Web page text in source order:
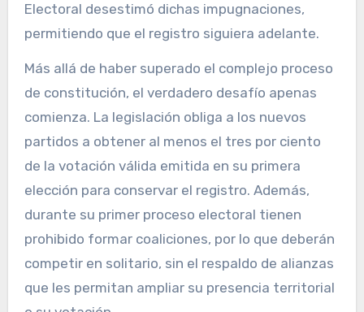
Electoral desestimó dichas impugnaciones,
permitiendo que el registro siguiera adelante.
Más allá de haber superado el complejo proceso
de constitución, el verdadero desafío apenas
comienza. La legislación obliga a los nuevos
partidos a obtener al menos el tres por ciento
de la votación válida emitida en su primera
elección para conservar el registro. Además,
durante su primer proceso electoral tienen
prohibido formar coaliciones, por lo que deberán
competir en solitario, sin el respaldo de alianzas
que les permitan ampliar su presencia territorial